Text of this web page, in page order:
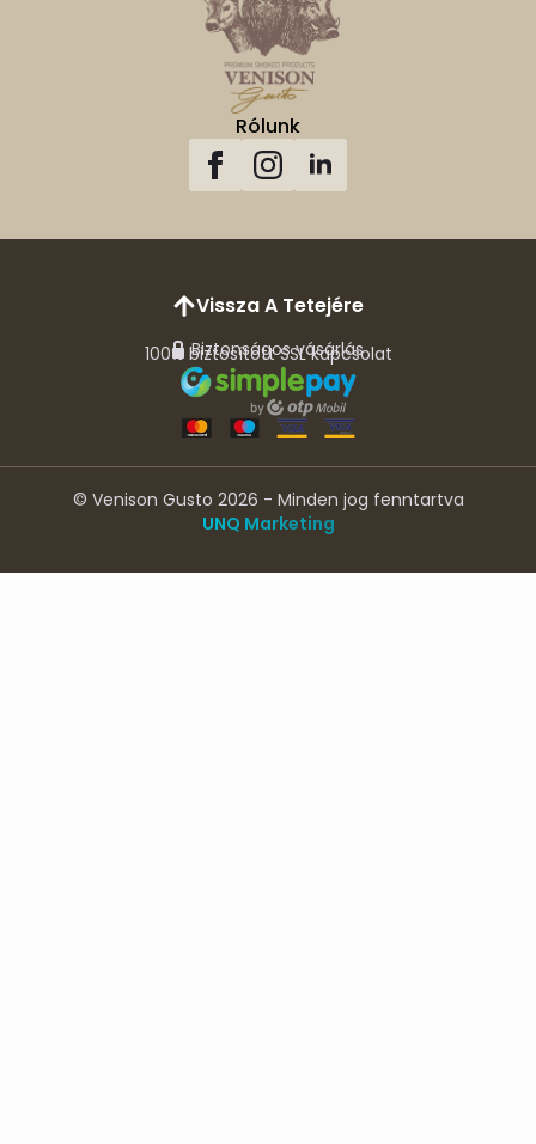
Rólunk
Biztonságos vásárlás
100% biztosított SSL kapcsolat
Vissza A Tetejére
© Venison Gusto 2026 - Minden jog fenntartva
UNQ Marketing